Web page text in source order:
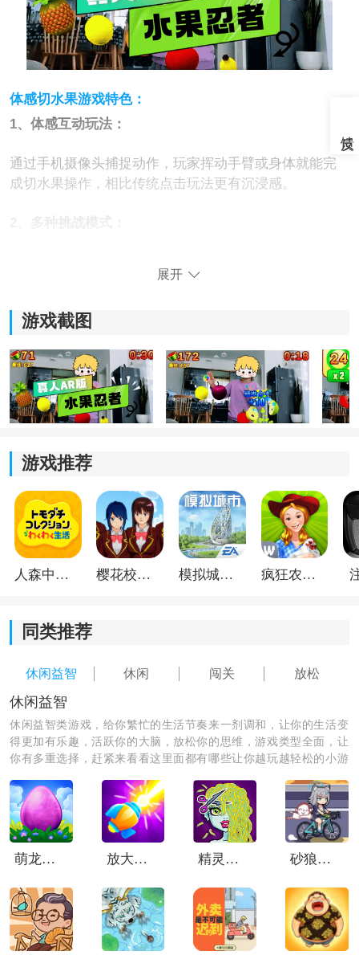
体感切水果游戏特色：
1、体感互动玩法：
通过手机摄像头捕捉动作，玩家挥动手臂或身体就能完
成切水果操作，相比传统点击玩法更有沉浸感。
也可以挑战高分，适合不同年龄段玩家体验。
3、趣味规则设计：
除了切水果拿分，过程中还会随机出现炸弹，需要及时
躲避，不然容易扣分或直接结束游戏，让过程更有挑战
感。
1、动作体验更真实：
切水果不再只是滑屏操作，而是真正需要动起来，挥手
切开的瞬间反馈感会更强。
2、适合边玩边运动：
玩的时候需要不断抬手、移动身体，不知不觉中就能活
动四肢，对久坐用户比较友好。
3、支持排行榜挑战：
效率更高，提升重复游玩的乐趣。
4、玩法简单容易上手：
展开
游戏截图
游戏推荐
人森中文版 樱花校园模拟器1.048.00中文版 模拟城市我是巿长联机版 疯狂农场3美国派19
同类推荐
休闲益智 休闲 闯关 放松
休闲益智
休闲益智类游戏，给你繁忙的生活节奏来一剂调和，让你的生活变
得更加有乐趣，活跃你的大脑，放松你的思维，游戏类型全面，让
你有多重选择，赶紧来看看这里面都有哪些让你越玩越轻松的小游
萌龙进化论中文版 放大缩小枪 精灵高中美容院 砂狼白子的骑行